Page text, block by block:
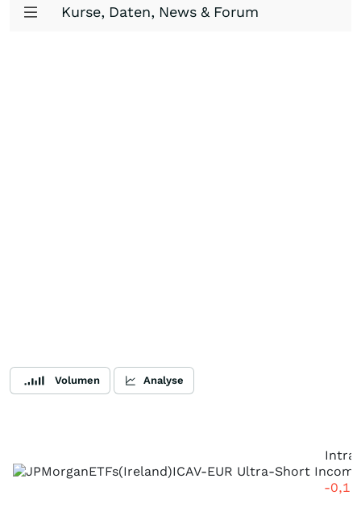
Kurse, Daten, News & Forum
Volumen Analyse
-